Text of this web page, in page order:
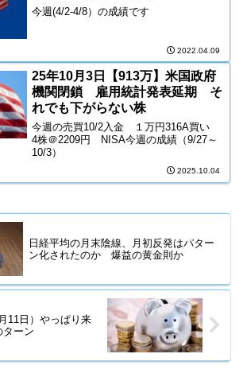
今週(4/2-4/8）の成績です
2022.04.09
25年10月3日【913万】米国政府
機関閉鎖 雇用統計発表延期 そ
れでも下がらない株
今週の売買10/2入金 １万円316A買い
4株＠2209円 NISA今週の成績（9/27～
10/3）
2025.10.04
日経平均の月末陰線、月初反発はパター
ン化されたのか 爆益の黄金則か
11日）やっぱり来
ターン